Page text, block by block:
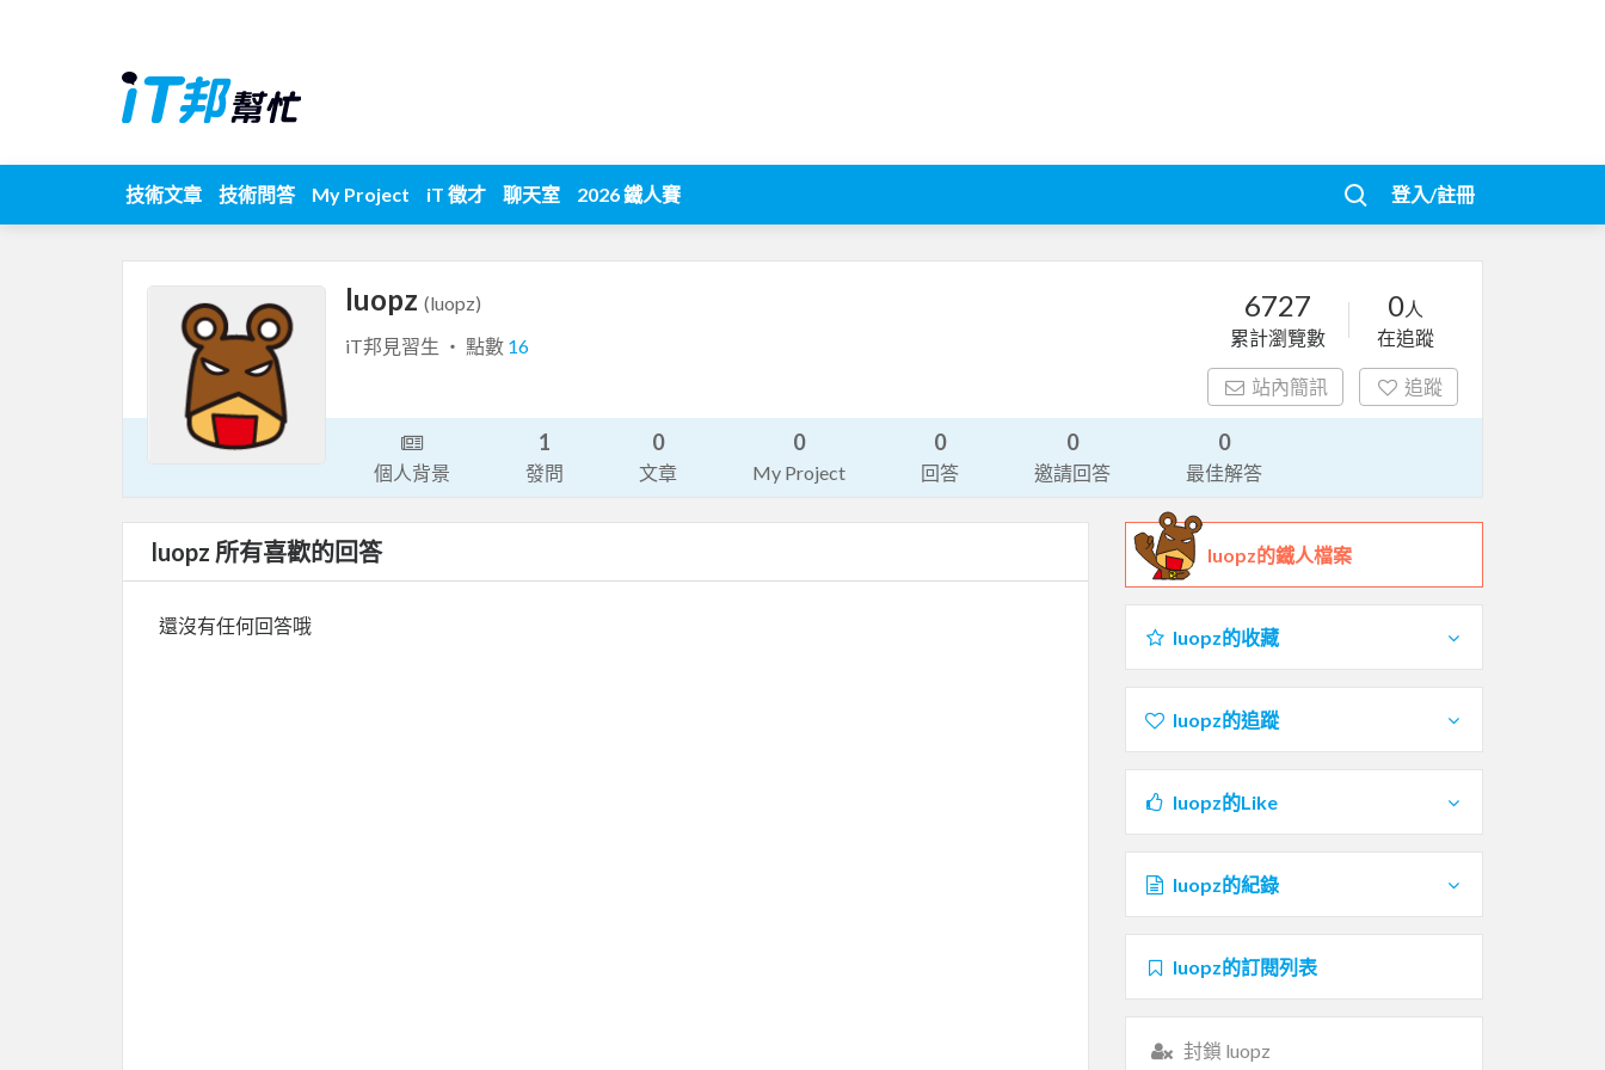
技術文章 技術問答 My Project iT 徵才 聊天室 2026 鐵人賽 登入/註冊
luopz (luopz)
iT邦見習生 ‧ 點數 16
6727
累計瀏覽數
0人
在追蹤
站內簡訊 追蹤
個人背景
1
發問
0
文章
0
My Project
0
回答
0
邀請回答
0
最佳解答
luopz 所有喜歡的回答
還沒有任何回答哦
luopz的鐵人檔案
luopz的收藏
luopz的追蹤
luopz的Like
luopz的紀錄
luopz的訂閱列表
封鎖 luopz